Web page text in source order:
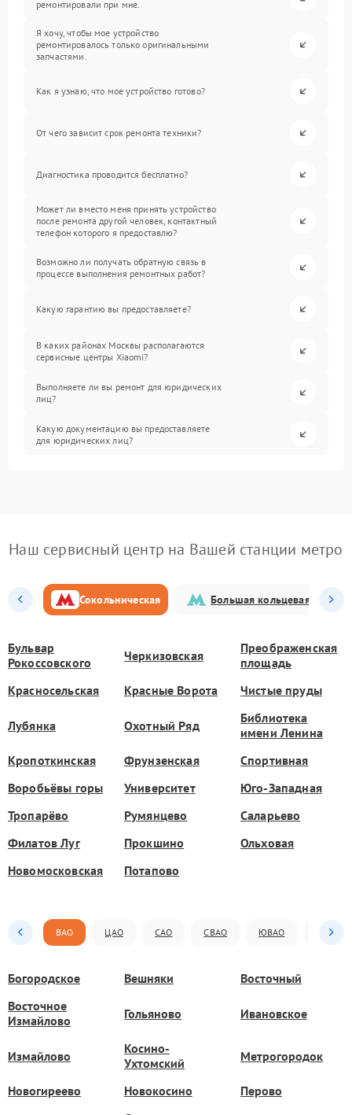
ремонтировали при мне.
Я хочу, чтобы мое устройство
ремонтировалось только оригинальными
запчастями.
Как я узнаю, что мое устройство готово?
От чего зависит срок ремонта техники?
Диагностика проводится бесплатно?
Может ли вместо меня принять устройство
после ремонта другой человек, контактный
телефон которого я предоставлю?
Возможно ли получать обратную связь в
процессе выполнения ремонтных работ?
Какую гарантию вы предоставляете?
В каких районах Москвы располагаются
сервисные центры Xiaomi?
Выполняете ли вы ремонт для юридических
лиц?
Какую документацию вы предоставляете
для юридических лиц?
Наш сервисный центр на Вашей станции метро
Сокольническая Большая кольцевая
Бульвар
Рокоссовского
Черкизовская
Преображенская
площадь
Красносельская
Красные Ворота Чистые пруды
Лубянка Охотный Ряд
Библиотека
имени Ленина
Кропоткинская
Фрунзенская
Спортивная
Воробьёвы горы
Университет
Юго-Западная
Тропарёво
Румянцево
Саларьево
Филатов Луг
Прокшино
Ольховая
Новомосковская
Потапово
ВАО ЦАО САО СВАО ЮВАО ЮАО
Богородское Вешняки
Восточный
Восточное
Измайлово
Гольяново Ивановское
Измайлово
Косино-
Ухтомский
Метрогородок
Новогиреево Новокосино
Перово